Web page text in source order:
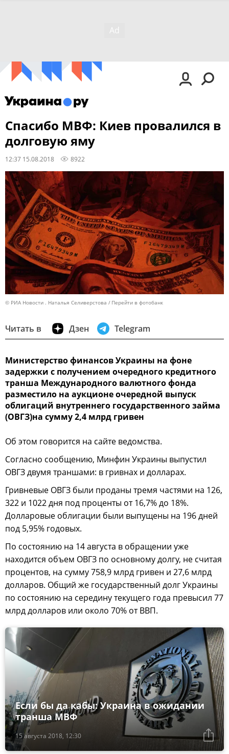
Спасибо МВФ: Киев провалился в
долговую яму
12:37 15.08.2018 8922
© РИА Новости . Наталья Селиверстова Перейти в фотобанк
Читать в Дзен Telegram
Министерство финансов Украины на фоне
задержки с получением очередного кредитного
транша Международного валютного фонда
разместило на аукционе очередной выпуск
облигаций внутреннего государственного займа
(OВГЗ)на сумму 2,4 млрд гривен
Об этом говорится на сайте ведомства.
Согласно сообщению, Минфин Украины выпустил
ОВГЗ двумя траншами: в гривнах и долларах.
Гривневые ОВГЗ были проданы тремя частями на 126,
322 и 1022 дня под проценты от 16,7% до 18%.
Долларовые облигации были выпущены на 196 дней
под 5,95% годовых.
По состоянию на 14 августа в обращении уже
находится объем ОВГЗ по основному долгу, не считая
процентов, на сумму 758,9 млрд гривен и 27,6 млрд
долларов. Общий же государственный долг Украины
по состоянию на середину текущего года превысил 77
млрд долларов или около 70% от ВВП.
15 августа 2018, 12:30
Если бы да кабы: Украина в ожидании
транша МВФ